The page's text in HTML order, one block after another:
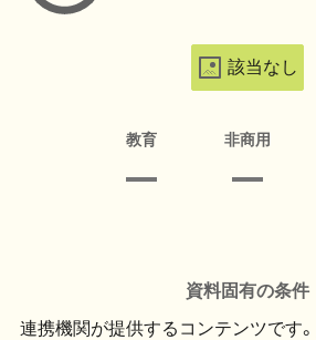
該当なし
教育 非商用
資料固有の条件
連携機関が提供するコンテンツです。